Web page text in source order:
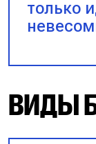
только
ВИДЫ